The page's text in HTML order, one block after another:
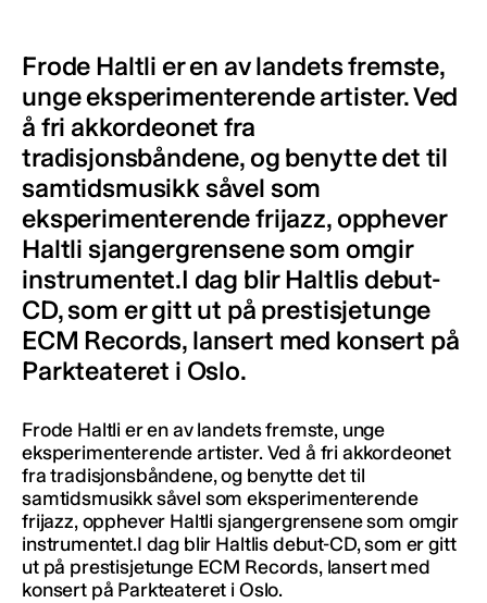
Frode Haltli er en av landets fremste,
unge eksperimenterende artister. Ved
å fri akkordeonet fra
tradisjonsbåndene, og benytte det til
samtidsmusikk såvel som
eksperimenterende frijazz, opphever
Haltli sjangergrensene som omgir
instrumentet.I dag blir Haltlis debut-
CD, som er gitt ut på prestisjetunge
ECM Records, lansert med konsert på
Parkteateret i Oslo.
Frode Haltli er en av landets fremste, unge
eksperimenterende artister. Ved å fri akkordeonet
fra tradisjonsbåndene, og benytte det til
samtidsmusikk såvel som eksperimenterende
frijazz, opphever Haltli sjangergrensene som omgir
instrumentet.I dag blir Haltlis debut-CD, som er gitt
ut på prestisjetunge ECM Records, lansert med
konsert på Parkteateret i Oslo.